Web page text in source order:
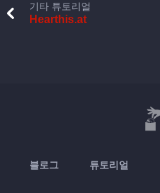
기타 튜토리얼
Hearthis.at
블로그 튜토리얼